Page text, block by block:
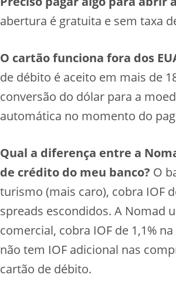
abertura é gratuita e sem taxa
O cartão funciona fora dos
de débito é aceito em mais de
conversão do dólar para a
automática no momento do
Qual a diferença entre a
de crédito do meu banco? O
turismo (mais caro), cobra IOF
spreads escondidos. A Nomad
comercial, cobra IOF de 1,1%
não tem IOF adicional nas
cartão de débito.